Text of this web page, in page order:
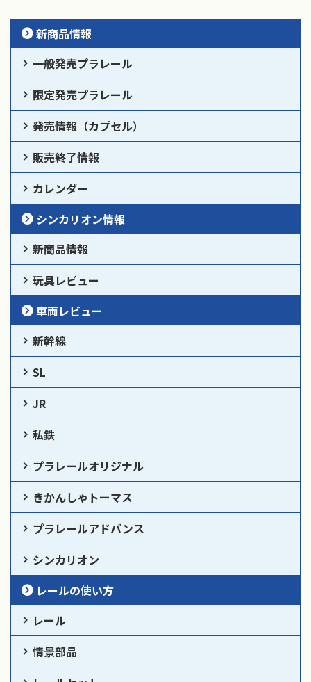
新商品情報
一般発売プラレール
限定発売プラレール
発売情報（カプセル）
販売終了情報
カレンダー
シンカリオン情報
新商品情報
玩具レビュー
車両レビュー
新幹線
SL
JR
私鉄
プラレールオリジナル
きかんしゃトーマス
プラレールアドバンス
シンカリオン
レールの使い方
レール
情景部品